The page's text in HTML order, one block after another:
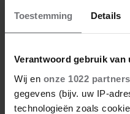
Toestemming Details
Verantwoord gebruik van
Wij en onze 1022 partners
gegevens (bijv. uw IP-
technologieën zoals
6 augustus
GERUCHTEN
VAN ‘B&B
BLIJVEN